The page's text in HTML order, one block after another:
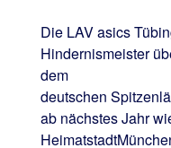
Die LAV asics
Hindernismeister
dem
deutschen
ab nächstes Jahr